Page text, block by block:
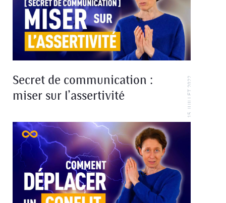
15 JUILLET 2022
Secret de communication :
miser sur l’assertivité